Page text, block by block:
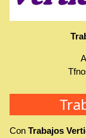
Con Trabajos